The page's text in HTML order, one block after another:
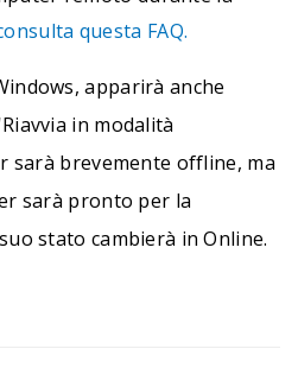
questa FAQ.
apparirà anche
in modalità
sarà brevemente offline, ma
sarà pronto per la
stato cambierà in Online.